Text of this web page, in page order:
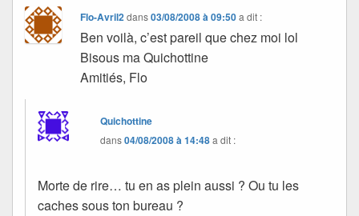
Flo-Avril2dans03/08/2008 à 09:50 a dit :
Ben voilà, c’est pareil que chez moi lol
Bisous ma Quichottine
Amitiés, Flo
Quichottine
dans04/08/2008 à 14:48a dit :
Morte de rire… tu en as plein aussi ? Ou tu les
caches sous ton bureau ?